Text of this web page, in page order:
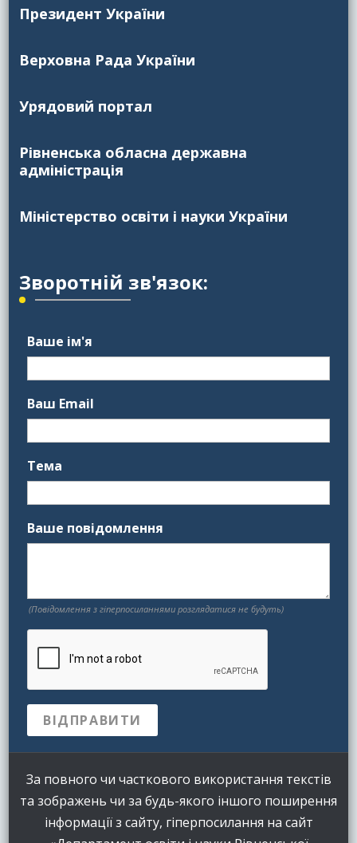
Президент України
Верховна Рада України
Урядовий портал
Рівненська обласна державна
адміністрація
Міністерство освіти і науки України
Зворотній зв'язок:
Ваше ім'я
Ваш Email
Тема
Ваше повідомлення
(Повідомлення з гіперпосиланнями розглядатися не будуть)
За повного чи часткового використання текстів
та зображень чи за будь-якого іншого поширення
інформації з сайту, гіперпосилання на сайт